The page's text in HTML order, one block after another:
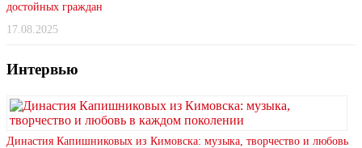
достойных граждан
17.08.2025
Интервью
Династия Капишниковых из Кимовска: музыка, творчество и любовь